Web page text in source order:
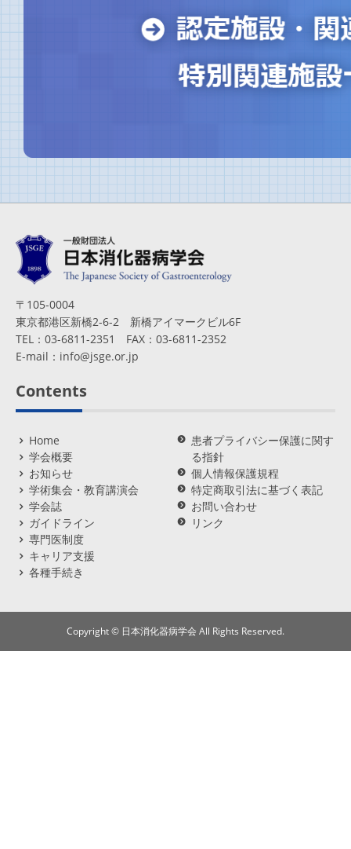
〒105-0004
東京都港区新橋2-6-2 新橋アイマークビル6F
TEL：03-6811-2351 FAX：03-6811-2352
E-mail： info@jsge.or.jp
Contents
Home
学会概要
お知らせ
学術集会・教育講演会
学会誌
ガイドライン
専門医制度
キャリア支援
各種手続き
患者プライバシー保護に関す
る指針
個人情報保護規程
特定商取引法に基づく表記
お問い合わせ
リンク
Copyright © 日本消化器病学会 All Rights Reserved.